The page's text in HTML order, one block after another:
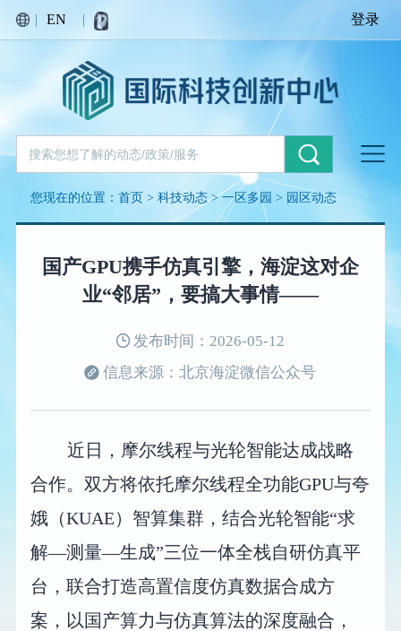
| EN | 登录
您现在的位置：首页 >科技动态>一区多园 > 园区动态
国产GPU携手仿真引擎，海淀这对企
业“邻居”，要搞大事情——
发布时间：2026-05-12
信息来源：北京海淀微信公众号
近日，摩尔线程与光轮智能达成战略
合作。双方将依托摩尔线程全功能GPU与夸
娥（KUAE）智算集群，结合光轮智能“求
解—测量—生成”三位一体全栈自研仿真平
台，联合打造高置信度仿真数据合成方
案，以国产算力与仿真算法的深度融合，